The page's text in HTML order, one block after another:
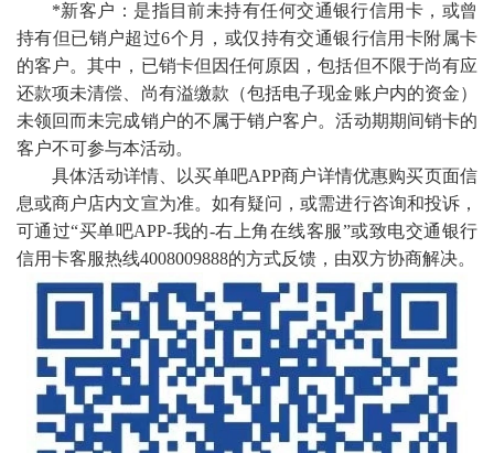
*新客户：是指目前未持有任何交通银行信用卡，或曾
持有但已销户超过6个月，或仅持有交通银行信用卡附属卡
的客户。其中，已销卡但因任何原因，包括但不限于尚有应
还款项未清偿、尚有溢缴款（包括电子现金账户内的资金）
未领回而未完成销户的不属于销户客户。活动期期间销卡的
客户不可参与本活动。
具体活动详情、以买单吧APP商户详情优惠购买页面信
息或商户店内文宣为准。如有疑问，或需进行咨询和投诉，
可通过“买单吧APP-我的-右上角在线客服”或致电交通银行
信用卡客服热线4008009888的方式反馈，由双方协商解决。